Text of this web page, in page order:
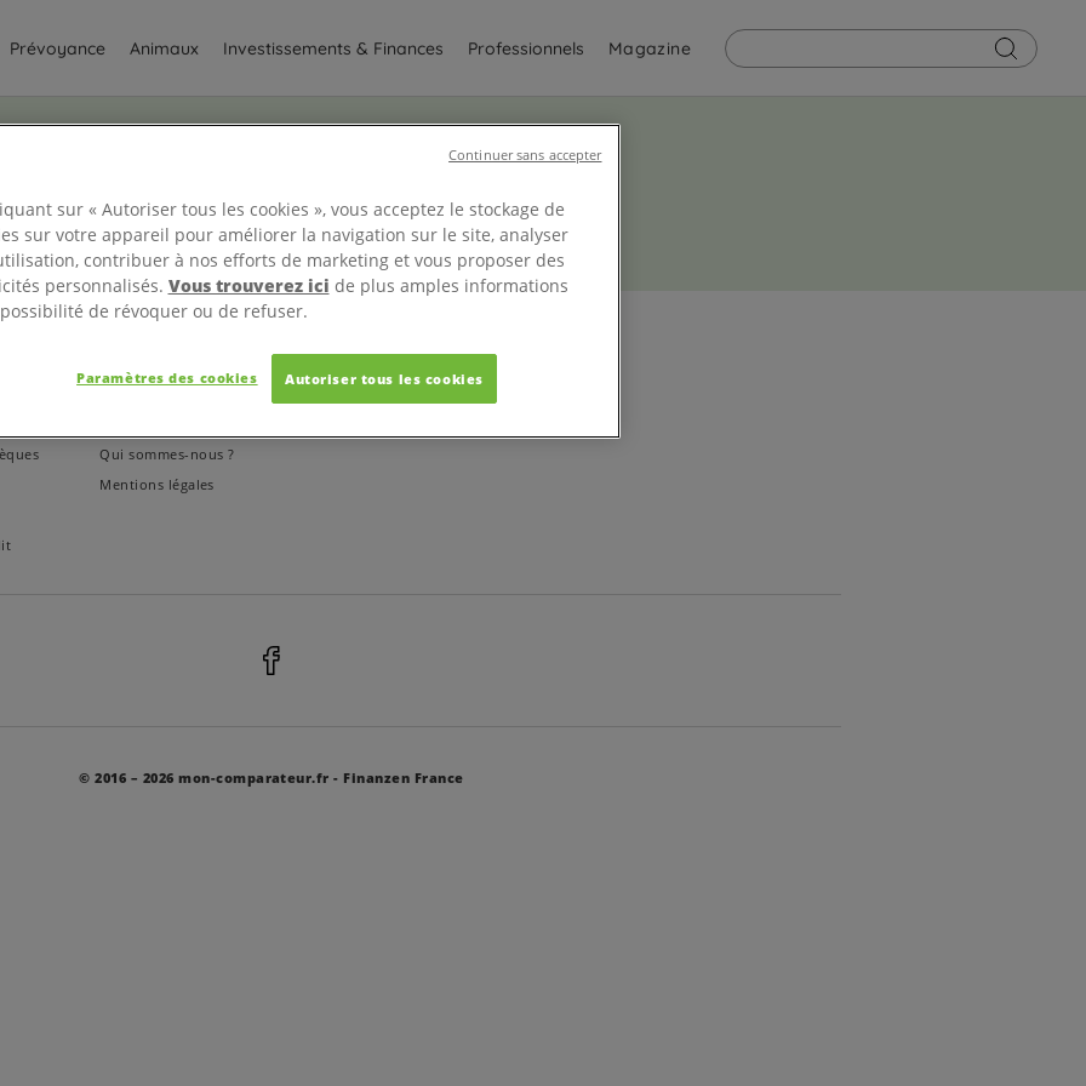
Prévoyance Animaux Investissements & Finances Professionnels Magazine
Qui sommes-nous ?
Mentions légales
© 2016 – 2026 mon-comparateur.fr - Finanzen France
sur « Autoriser tous les cookies », vous acceptez le stockage de
sur votre appareil pour améliorer la navigation sur le site, analyser
contribuer à nos efforts de marketing et vous proposer des
personnalisés. Vous trouverez ici de plus amples informations
de révoquer ou de refuser.
Paramètres des cookies Autoriser tous les cookies
Continuer sans accepter